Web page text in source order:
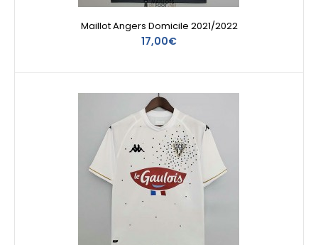
Maillot Angers Domicile 2021/2022
17,00€